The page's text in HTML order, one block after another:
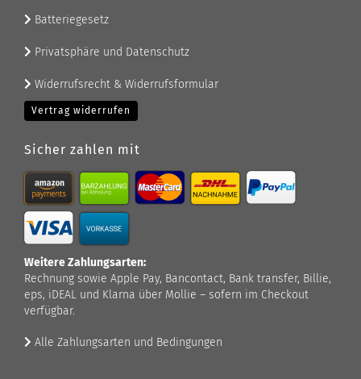
Batteriegesetz
Privatsphäre und Datenschutz
Widerrufsrecht & Widerrufsformular
Vertrag widerrufen
Sicher zahlen mit
Weitere Zahlungsarten:
Rechnung sowie Apple Pay, Bancontact, Bank transfer, Billie,
eps, iDEAL und Klarna über Mollie – sofern im Checkout
verfügbar.
Alle Zahlungsarten und Bedingungen